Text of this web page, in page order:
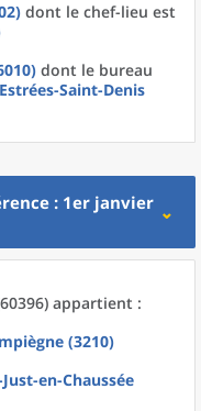
dont le chef-lieu est
dont le bureau
Estrées-Saint-Denis
: 1er janvier
appartient :
(3210)
en-Chaussée